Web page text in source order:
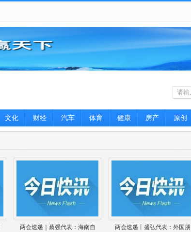
文化 财经 汽车 体育 健康 房产 原创
两会速递｜蔡强代表：海南自 两会速递丨盛弘代表：外国朋